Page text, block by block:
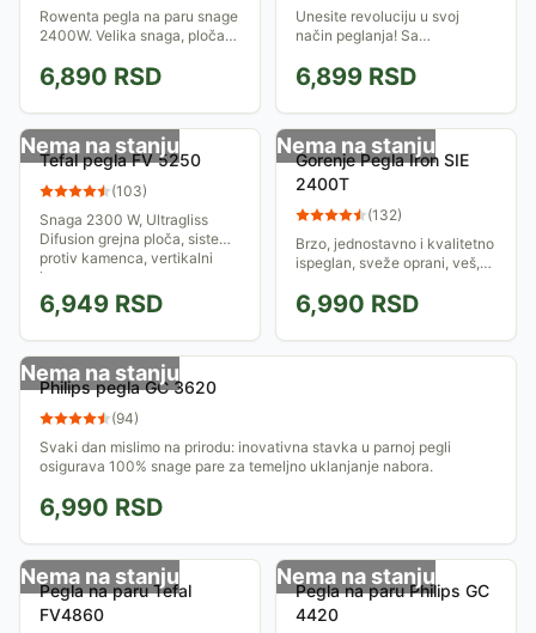
Rowenta pegla na paru snage
2400W. Velika snaga, ploča
najnovijim tehnološkim
standardima, precizan vrh,
sistemi protiv kapanja...
6,890 RSD
Unesite revoluciju u svoj
način peglanja! Sa
imati savršen ormar postaje
dečja igra.
6,899 RSD
Nema na stanju
Tefal pegla FV 5250
(103)
Snaga 2300 W, Ultragliss
Difusion grejna ploča, sistem
protiv kamenca, vertikalni
ispust pare ...
6,949 RSD
Nema na stanju
Gorenje Pegla Iron SIE
2400T
(132)
Brzo, jednostavno i kvalitetno
ispeglan, sveže oprani, veš,
onda je Gorenje Iron SIE
2400T pravo rešenje.
6,990 RSD
Nema na stanju
Philips pegla GC 3620
(94)
Svaki dan mislimo na prirodu: inovativna stavka u parnoj pegli
osigurava 100% snage pare za temeljno uklanjanje nabora.
6,990 RSD
Nema na stanju
Pegla na paru Tefal
FV4860
Nema na stanju
Pegla na paru Philips GC
4420